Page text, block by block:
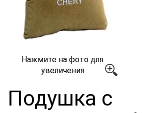
Нажмите на фото для
увеличения
Подушка с